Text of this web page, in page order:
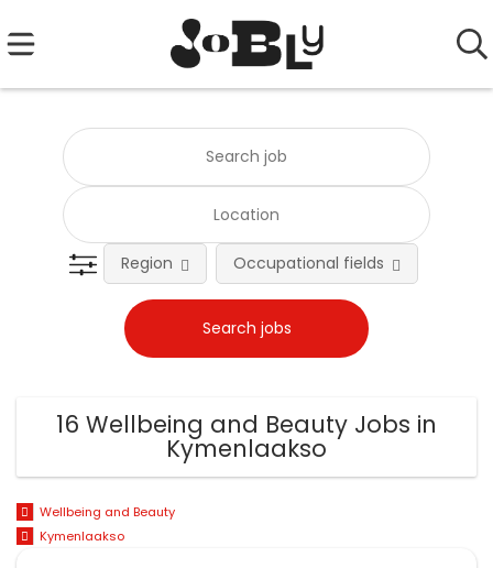
Region Occupational fields
16 Wellbeing and Beauty Jobs in
Kymenlaakso
Wellbeing and Beauty
Kymenlaakso